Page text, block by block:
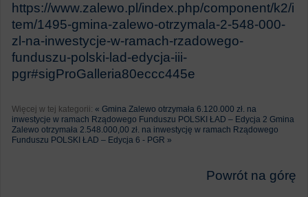
https://www.zalewo.pl/index.php/component/k2/i
tem/1495-gmina-zalewo-otrzymala-2-548-000-
zl-na-inwestycje-w-ramach-rzadowego-
funduszu-polski-lad-edycja-iii-
pgr#sigProGalleria80eccc445e
Więcej w tej kategorii: « Gmina Zalewo otrzymała 6.120.000 zł. na
inwestycje w ramach Rządowego Funduszu POLSKI ŁAD – Edycja 2 Gmina
Zalewo otrzymała 2.548.000,00 zł. na inwestycję w ramach Rządowego
Funduszu POLSKI ŁAD – Edycja 6 - PGR »
Powrót na górę